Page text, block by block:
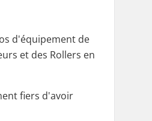
d'équipement de
et des Rollers en
fiers d'avoir